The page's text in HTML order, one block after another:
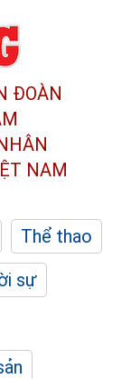
ĐOÀN
NAM
Thể thao
sự